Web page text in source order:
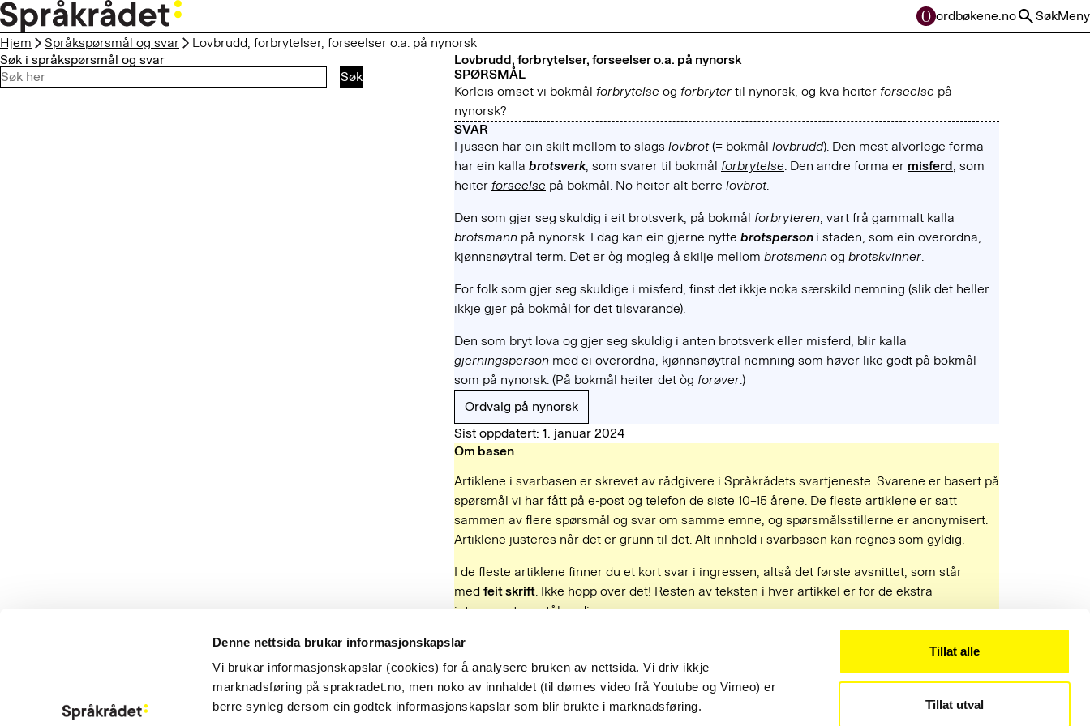
Denne nettsida brukar informasjonskapslar
Vi brukar informasjonskapslar (cookies) for å analysere bruken av nettsida. Vi driv ikkje
marknadsføring på sprakradet.no, men noko av innhaldet (til dømes video frå Youtube og Vimeo) er
berre synleg dersom ein godtek informasjonskapslar som blir brukte i marknadsføring.
Tillat alle
Tillat utval
HOPP
TIL
HOVEDINNHOLD
ordbøkene.no SøkMeny
Hjem
Språkspørsmål og svar
Lovbrudd, forbrytelser, forseelser o.a. på nynorsk
Søk i språkspørsmål og svar
Søk
Lovbrudd, forbrytelser, forseelser o.a. på nynorsk
SPØRSMÅL
Korleis omset vi bokmål forbrytelse og forbryter til nynorsk, og kva heiter forseelse på
nynorsk?
SVAR
I jussen har ein skilt mellom to slags lovbrot(= bokmål lovbrudd). Den mest alvorlege forma
har ein kalla brotsverk, som svarer til bokmål forbrytelse. Den andre forma er misferd, som
heiter forseelse på bokmål. No heiter alt berre lovbrot.
Den som gjer seg skuldig i eit brotsverk, på bokmål forbryteren, vart frå gammalt kalla
brotsmann på nynorsk. I dag kan ein gjerne nytte brotsperson i staden, som ein overordna,
kjønnsnøytral term. Det er òg mogleg å skilje mellom brotsmenn og brotskvinner.
For folk som gjer seg skuldige i misferd, finst det ikkje noka særskild nemning (slik det heller
ikkje gjer på bokmål for det tilsvarande).
Den som bryt lova og gjer seg skuldig i anten brotsverk eller misferd, blir kalla
gjerningsperson med ei overordna, kjønnsnøytral nemning som høver like godt på bokmål
som på nynorsk. (På bokmål heiter det òg forøver.)
Ordvalg på nynorsk
Sist oppdatert: 1. januar 2024
Om basen
Artiklene i svarbasen er skrevet av rådgivere i Språkrådets svartjeneste. Svarene er basert på
spørsmål vi har fått på e-post og telefon de siste 10–15 årene. De fleste artiklene er satt
sammen av flere spørsmål og svar om samme emne, og spørsmålsstillerne er anonymisert.
Artiklene justeres når det er grunn til det. Alt innhold i svarbasen kan regnes som gyldig.
I de fleste artiklene finner du et kort svar i ingressen, altså det første avsnittet, som står
med feit skrift. Ikke hopp over det! Resten av teksten i hver artikkel er for de ekstra
interesserte og tålmodige.
Aktuelt
Om Språkrådet
Kontakt
Besøksadresse
Observatoriegata 1 B
22 54 19 50